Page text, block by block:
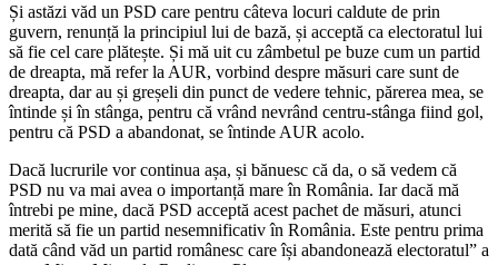
Și astăzi văd un PSD care pentru câteva locuri caldute de prin
guvern, renunță la principiul lui de bază, și acceptă ca electoratul lui
să fie cel care plătește. Și mă uit cu zâmbetul pe buze cum un partid
de dreapta, mă refer la AUR, vorbind despre măsuri care sunt de
dreapta, dar au și greșeli din punct de vedere tehnic, părerea mea, se
întinde și în stânga, pentru că vrând nevrând centru-stânga fiind gol,
pentru că PSD a abandonat, se întinde AUR acolo.
Dacă lucrurile vor continua așa, și bănuesc că da, o să vedem că
PSD nu va mai avea o importanță mare în România. Iar dacă mă
întrebi pe mine, dacă PSD acceptă acest pachet de măsuri, atunci
merită să fie un partid nesemnificativ în România. Este pentru prima
dată când văd un partid românesc care își abandonează electoratul” a